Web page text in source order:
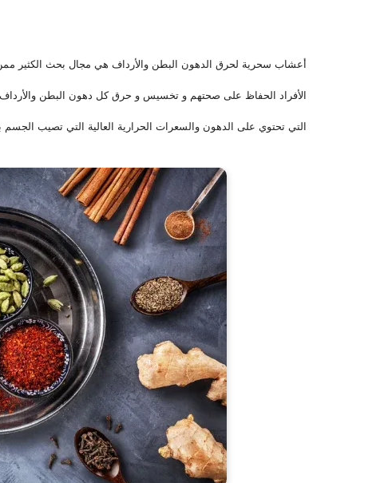
التي تحتوي على الدهون والسعرات الحرارية العالية التي تصيب